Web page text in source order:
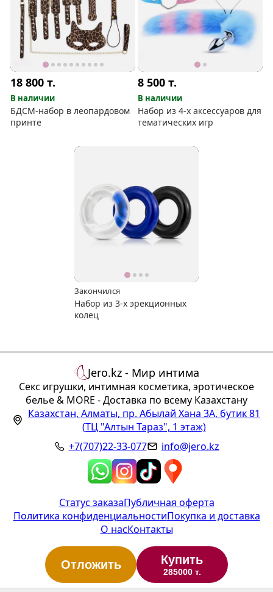
Отложить Купить
285000 т.
18 800т.
В наличии
БДСМ-набор в леопардовом
принте
8 500т.
В наличии
Набор из 4-х аксессуаров для
тематических игр
Закончился
Набор из 3-х эрекционных
колец
Jero.kz - Мир интима
Секс игрушки, интимная косметика, эротическое
белье & MORE - Доставка по всему Казахстану
Казахстан, Алматы, пр. Абылай Хана 3А, бутик 81
(ТЦ "Алтын Тараз", 1 этаж)
+7(707)22-33-077
info@jero.kz
Статус заказаПубличная оферта
Политика конфиденциальностиПокупка и доставка
О насКонтакты